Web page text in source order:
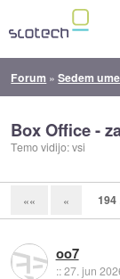
Forum »Sedem
Box Office -
Temo vidijo: vsi
«« « 194
oo7
::27. jun